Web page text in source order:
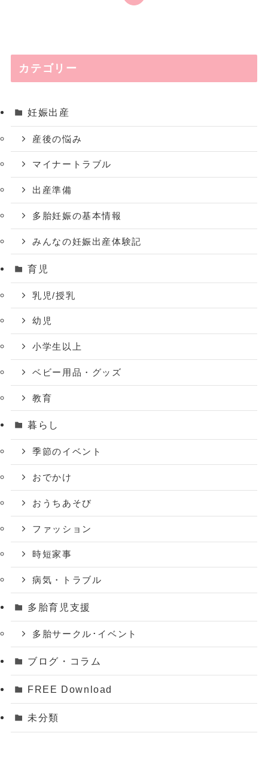
カテゴリー
妊娠出産
産後の悩み
マイナートラブル
出産準備
多胎妊娠の基本情報
みんなの妊娠出産体験記
育児
乳児/授乳
幼児
小学生以上
ベビー用品・グッズ
教育
暮らし
季節のイベント
おでかけ
おうちあそび
ファッション
時短家事
病気・トラブル
多胎育児支援
多胎サークル･イベント
ブログ・コラム
FREE Download
未分類